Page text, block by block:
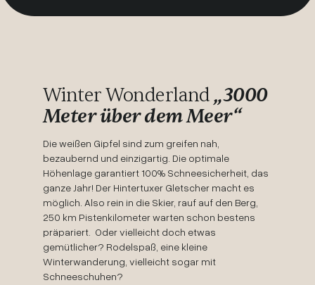
Winter Wonderland„3000
Meter über dem Meer“
Die weißen Gipfel sind zum greifen nah,
bezaubernd und einzigartig. Die optimale
Höhenlage garantiert 100% Schneesicherheit, das
ganze Jahr! Der Hintertuxer Gletscher macht es
möglich. Also rein in die Skier, rauf auf den Berg,
250 km Pistenkilometer warten schon bestens
präpariert. Oder vielleicht doch etwas
gemütlicher? Rodelspaß, eine kleine
Winterwanderung, vielleicht sogar mit
Schneeschuhen?